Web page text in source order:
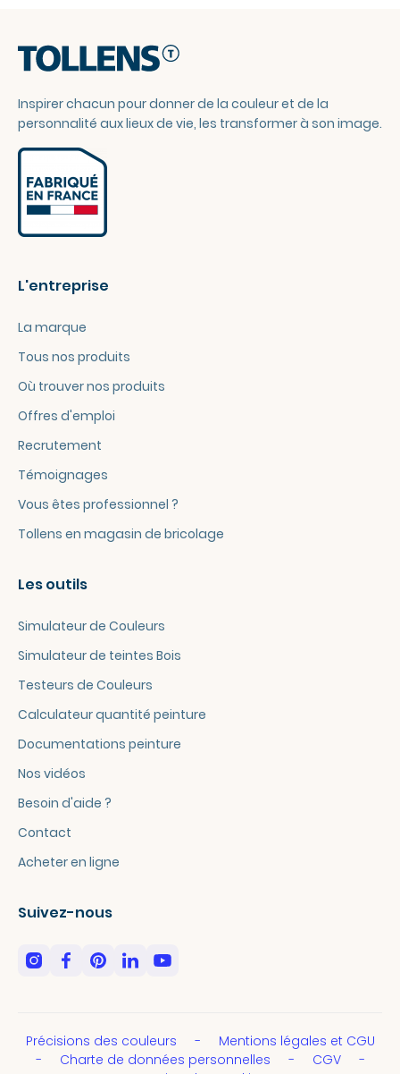
Inspirer chacun pour donner de la couleur et de la
personnalité aux lieux de vie, les transformer à son image.
L'entreprise
La marque
Tous nos produits
Où trouver nos produits
Offres d'emploi
Recrutement
Témoignages
Vous êtes professionnel ?
Tollens en magasin de bricolage
Les outils
Simulateur de Couleurs
Simulateur de teintes Bois
Testeurs de Couleurs
Calculateur quantité peinture
Documentations peinture
Nos vidéos
Besoin d'aide ?
Contact
Acheter en ligne
Suivez-nous
Précisions des couleurs
Mentions légales et CGU
Charte de données personnelles
CGV